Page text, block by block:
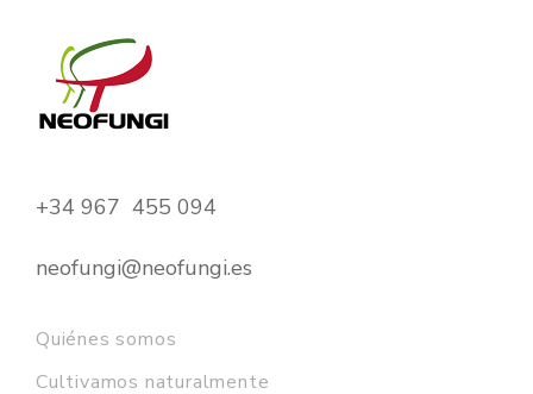
+34 967 455 094
neofungi@neofungi.es
Quiénes somos
Cultivamos naturalmente